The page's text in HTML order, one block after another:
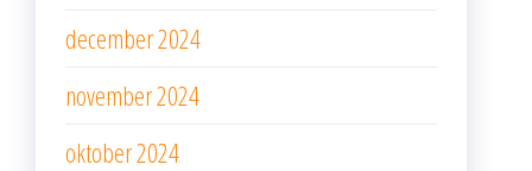
december 2024
november 2024
oktober 2024